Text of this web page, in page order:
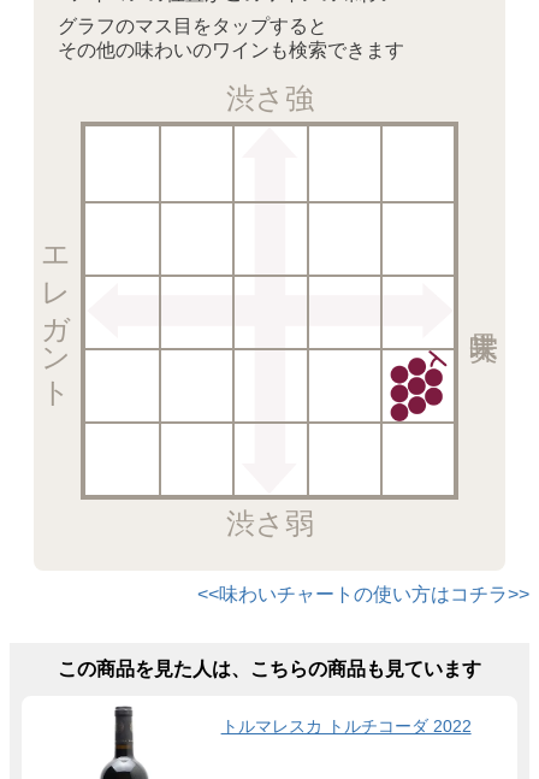
グラフのマス目をタップすると
その他の味わいのワインも検索できます
渋さ強
渋さ弱
エレガント
<<味わいチャートの使い方はコチラ>>
この商品を見た人は、こちらの商品も見ています
トルマレスカ トルチコーダ 2022